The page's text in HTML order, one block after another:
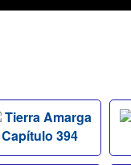
Tierra Amarga
Capítulo 394